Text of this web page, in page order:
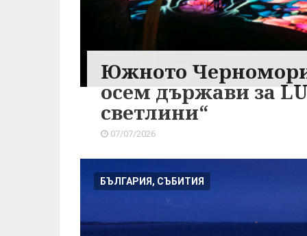
Южното
осем държави за
светлини“
07/07/2026
БЪЛГАРИЯ, СЪБИТИЯ